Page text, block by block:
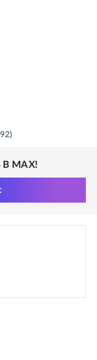
MAX!